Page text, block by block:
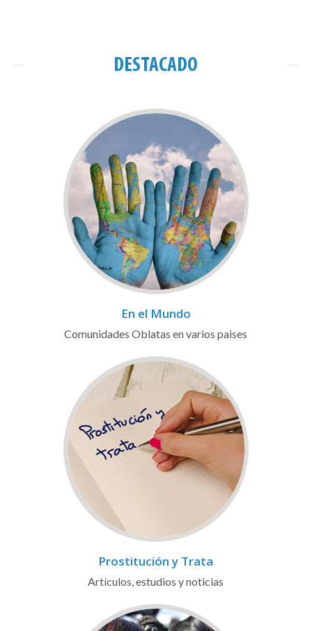
DESTACADO
En el Mundo
Comunidades Oblatas en varios paises
Prostitución y Trata
Artículos, estudios y noticias